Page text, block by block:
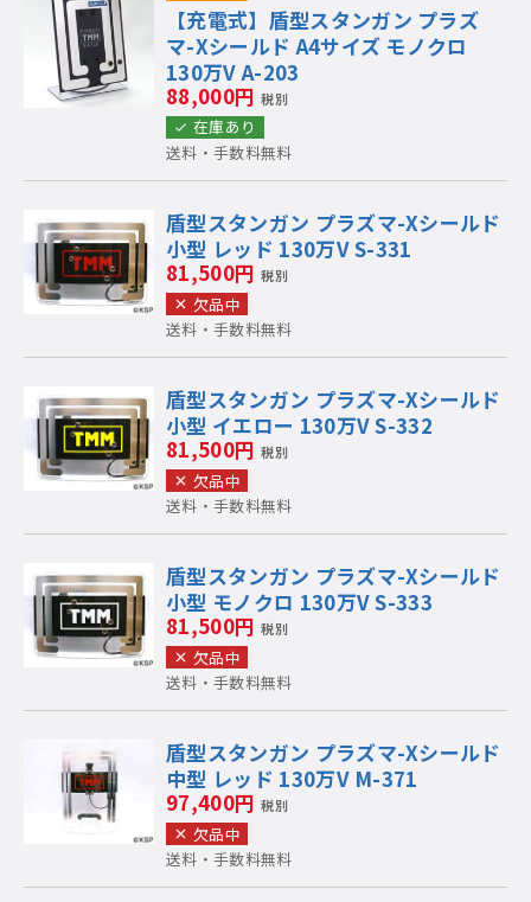
【充電式】盾型スタンガン プラズ
マ-Xシールド A4サイズ モノクロ
130万V A-203
88,000円 税別
在庫あり
送料・手数料無料
盾型スタンガン プラズマ-Xシールド
小型 レッド 130万V S-331
81,500円 税別
欠品中
送料・手数料無料
盾型スタンガン プラズマ-Xシールド
小型 イエロー 130万V S-332
81,500円 税別
欠品中
送料・手数料無料
盾型スタンガン プラズマ-Xシールド
小型 モノクロ 130万V S-333
81,500円 税別
欠品中
送料・手数料無料
盾型スタンガン プラズマ-Xシールド
中型 レッド 130万V M-371
97,400円 税別
欠品中
送料・手数料無料